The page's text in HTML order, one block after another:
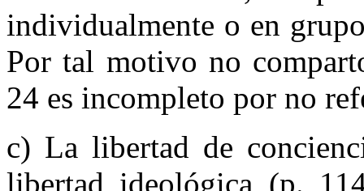
individualmente o en
Por tal motivo no
24 es incompleto por no
c) La libertad de
libertad ideológica (p.